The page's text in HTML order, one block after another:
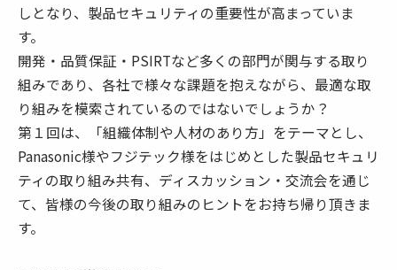
しとなり、製品セキュリティの重要性が高まっていま
す。
開発・品質保証・PSIRTなど多くの部門が関与する取り
組みであり、各社で様々な課題を抱えながら、最適な取
り組みを模索されているのではないでしょうか？
第１回は、「組織体制や人材のあり方」をテーマとし、
Panasonic様やフジテック様をはじめとした製品セキュリ
ティの取り組み共有、ディスカッション・交流会を通じ
て、皆様の今後の取り組みのヒントをお持ち帰り頂きま
す。